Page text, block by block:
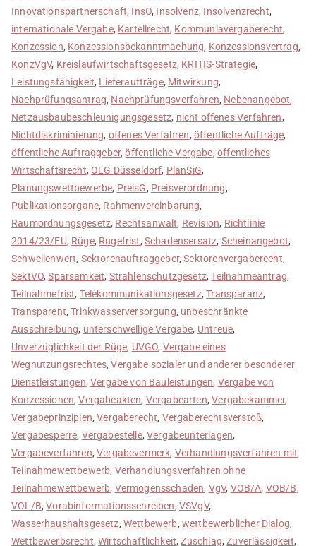
Innovationspartnerschaft, InsO, Insolvenz, Insolvenzrecht,
internationale Vergabe, Kartellrecht, Kommunlavergaberecht,
Konzession, Konzessionsbekanntmachung, Konzessionsvertrag,
KonzVgV, Kreislaufwirtschaftsgesetz, KRITIS-Strategie,
Leistungsfähigkeit, Lieferaufträge, Mitwirkung,
Nachprüfungsantrag, Nachprüfungsverfahren, Nebenangebot,
Netzausbaubeschleunigungsgesetz, nicht offenes Verfahren,
Nichtdiskriminierung, offenes Verfahren, öffentliche Aufträge,
öffentliche Auftraggeber,öffentliche Vergabe,öffentliches
Wirtschaftsrecht,OLG Düsseldorf, PlanSiG,
Planungswettbewerbe, PreisG, Preisverordnung,
Publikationsorgane, Rahmenvereinbarung,
Raumordnungsgesetz, Rechtsanwalt, Revision, Richtlinie
2014/23/EU, Rüge, Rügefrist, Schadensersatz, Scheinangebot,
Schwellenwert, Sektorenauftraggeber,Sektorenvergaberecht,
SektVO,Sparsamkeit, Strahlenschutzgesetz,Teilnahmeantrag,
Teilnahmefrist, Telekommunikationsgesetz,Transparanz,
Transparent,Trinkwasserversorgung, unbeschränkte
Ausschreibung, unterschwellige Vergabe, Untreue,
Unverzüglichkeit der Rüge, UVGO, Vergabe eines
Wegnutzungsrechtes,Vergabe sozialer und anderer besonderer
Dienstleistungen,Vergabe von Bauleistungen, Vergabe von
Konzessionen,Vergabeakten, Vergabearten,Vergabekammer,
Vergabeprinzipien,Vergaberecht, Vergaberechtsverstoß,
Vergabesperre, Vergabestelle,Vergabeunterlagen,
Vergabeverfahren,Vergabevermerk, Verhandlungsverfahren mit
Teilnahmewettbewerb, Verhandlungsverfahren ohne
Teilnahmewettbewerb, Vermögensschaden, VgV, VOB/A, VOB/B,
VOL/B,Vorabinformationsschreiben, VSVgV,
Wasserhaushaltsgesetz, Wettbewerb, wettbewerblicher Dialog,
Wettbewerbsrecht,Wirtschaftlichkeit,Zuschlag,Zuverlässigkeit,